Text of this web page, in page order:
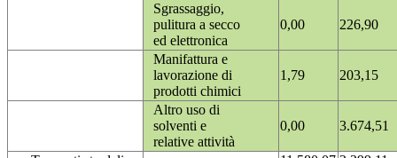
Sgrassaggio,
pulitura a secco
ed elettronica
0,00 226,90
Manifattura e
lavorazione di
prodotti chimici
1,79 203,15
Altro uso di
solventi e
relative attività
0,00 3.674,51